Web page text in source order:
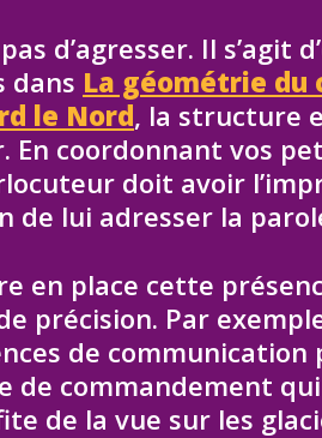
d’agresser. Il s’agit
dans La géométrie du
le Nord, la structure
En coordonnant vos
doit avoir
de lui adresser la
en place cette
précision. Par
de communication
de commandement
de la vue sur les